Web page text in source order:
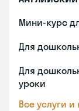
Мини-курс
Для
Для
уроки
Все услуги и